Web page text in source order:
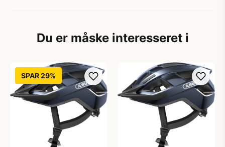
Du er måske interesseret i
SPAR 29%